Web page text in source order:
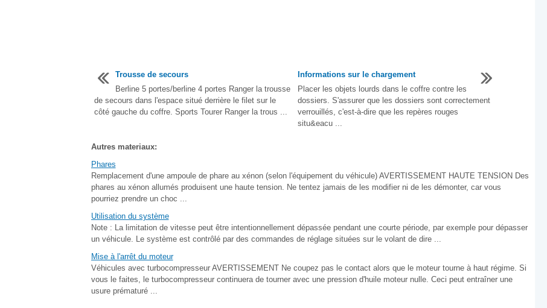
Trousse de secours
Berline 5 portes/berline 4 portes Ranger la trousse
de secours dans l'espace situé derrière le filet sur le
côté gauche du coffre. Sports Tourer Ranger la trous ...
Informations sur le chargement
Placer les objets lourds dans le coffre contre les
dossiers. S'assurer que les dossiers sont correctement
verrouillés, c'est-à-dire que les repères rouges
situ&eacu ...
Autres materiaux:
Phares
Remplacement d'une ampoule de phare au xénon (selon l'équipement du véhicule) AVERTISSEMENT HAUTE TENSION Des
phares au xénon allumés produisent une haute tension. Ne tentez jamais de les modifier ni de les démonter, car vous
pourriez prendre un choc ...
Utilisation du système
Note : La limitation de vitesse peut être intentionnellement dépassée pendant une courte période, par exemple pour dépasser
un véhicule. Le système est contrôlé par des commandes de réglage situées sur le volant de dire ...
Mise à l'arrêt du moteur
Véhicules avec turbocompresseur AVERTISSEMENT Ne coupez pas le contact alors que le moteur tourne à haut régime. Si
vous le faites, le turbocompresseur continuera de tourner avec une pression d'huile moteur nulle. Ceci peut entraîner une
usure prématuré ...